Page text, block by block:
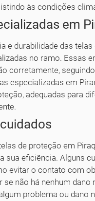
às condições
em
e durabilidade das
no ramo. Essas
corretamente,
especializadas em
adequadas para
de proteção em
sua eficiência. Alguns
evitar o contato com
não há nenhum dano
problema ou dano